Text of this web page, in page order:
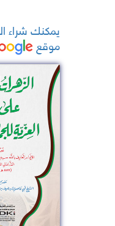
يمكنك شراء
موقع